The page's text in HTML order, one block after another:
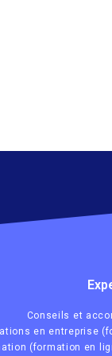
Conseils et
en entreprise
(formation en